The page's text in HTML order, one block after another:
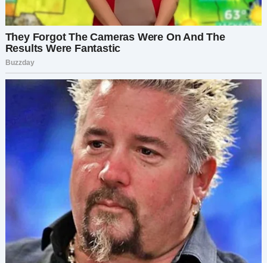
какой-то момент я поняла, что испытываю к ней
чувства. Не дружеские. Настоящие.
Это было неожиданно. Странно. Немного
страшно. Я никогда не думала, что могу быть с
женщиной. Но рядом с Мирой я чувствовала
себя понятой, увиденной. Так, как Рис никогда
меня не видел.
Я долго боролась с собой. А вдруг осудят? А как
быть с сыном? Но в итоге поняла: я тоже
заслуживаю счастья. И если моё счастье — с
Мирой, значит, я должна идти за ним.
Я призналась ей в своих чувствах, дрожа от
страха. А она… она улыбнулась. Та тёплая,
искренняя улыбка, от которой у меня потекли
слёзы.